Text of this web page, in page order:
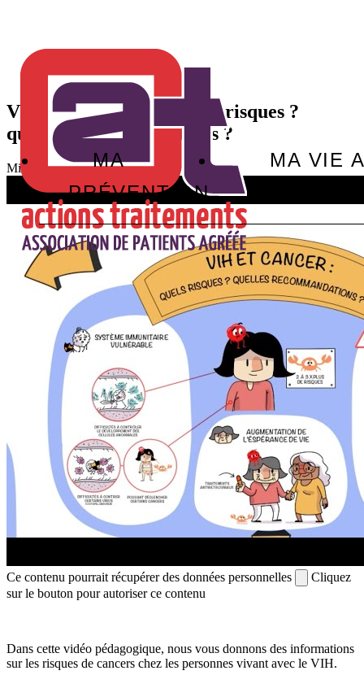
MA
PRÉVENTION
MA VIE
LE VIH
VIH ET CANCER : quels risques ?
quelles recommandations ?
Mise à jour : 06/08/2025
Ce contenu pourrait récupérer des données personnelles
Cliquez
sur le bouton pour autoriser ce contenu
Dans cette vidéo pédagogique, nous vous donnons des informations
sur les risques de cancers chez les personnes vivant avec le VIH.